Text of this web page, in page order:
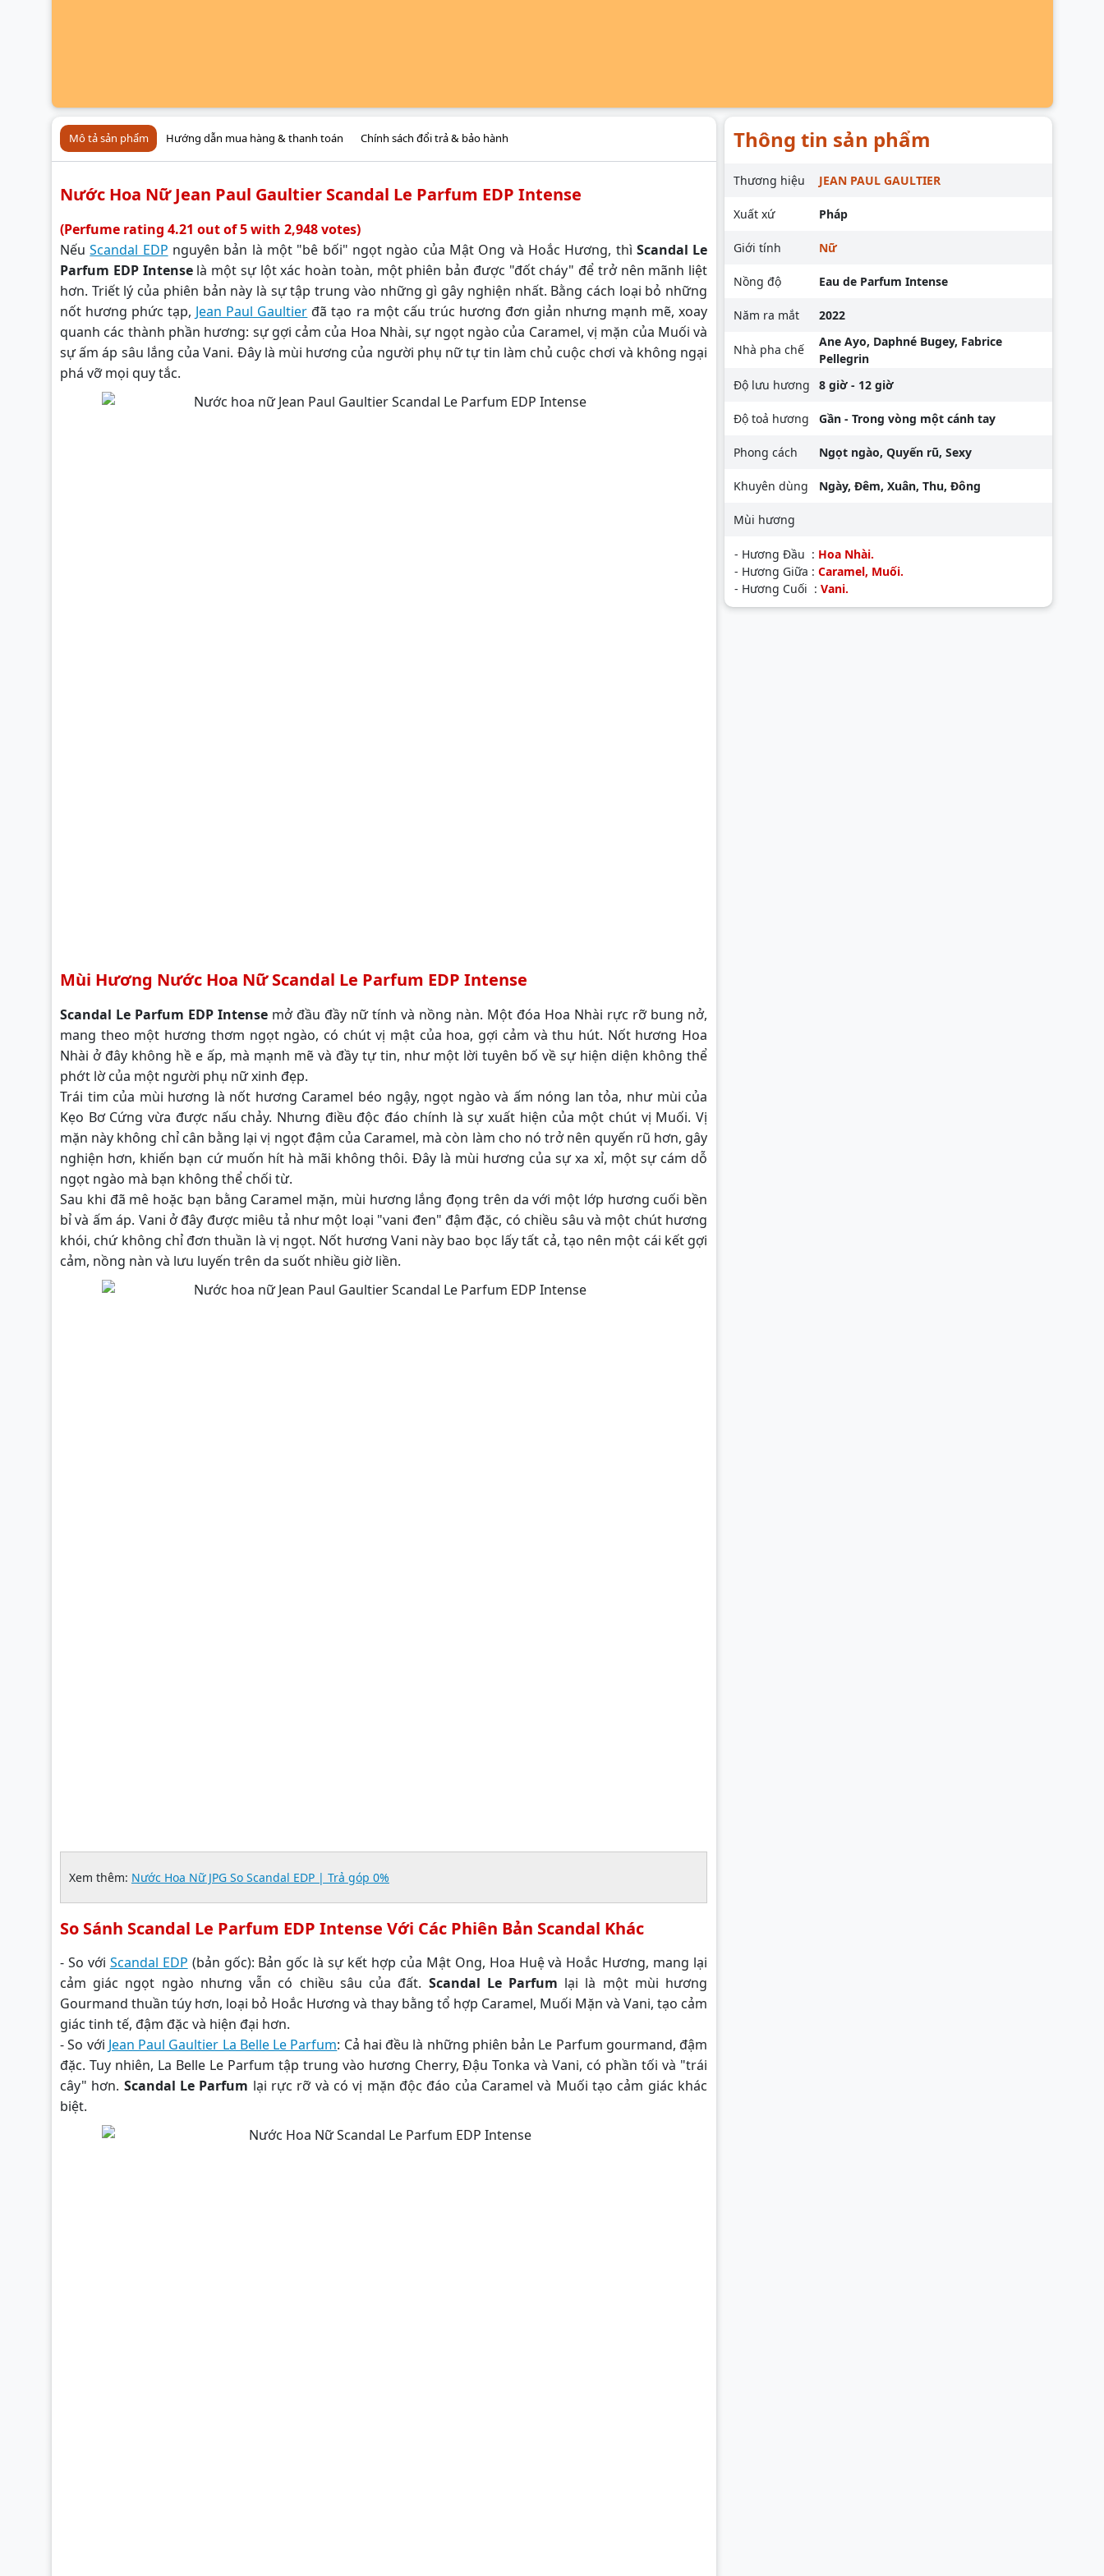
Mô tả sản phẩm Hướng dẫn mua hàng & thanh toán Chính sách đổi trả & bảo hành
Nước Hoa Nữ Jean Paul Gaultier Scandal Le Parfum EDP Intense
(Perfume rating 4.21 out of 5 with 2,948 votes)
NếuScandal EDP nguyên bản là một "bê bối" ngọt ngào của Mật Ong và Hoắc Hương, thì Scandal Le
Parfum EDP Intenselà một sự lột xác hoàn toàn, một phiên bản được "đốt cháy" để trở nên mãnh liệt
hơn. Triết lý của phiên bản này là sự tập trung vào những gì gây nghiện nhất. Bằng cách loại bỏ những
nốt hương phức tạp, Jean Paul Gaultier đã tạo ra một cấu trúc hương đơn giản nhưng mạnh mẽ, xoay
quanh các thành phần hương: sự gợi cảm của Hoa Nhài, sự ngọt ngào của Caramel, vị mặn của Muối và
sự ấm áp sâu lắng của Vani. Đây là mùi hương của người phụ nữ tự tin làm chủ cuộc chơi và không ngại
phá vỡ mọi quy tắc.
Mùi Hương Nước Hoa Nữ Scandal Le Parfum EDP Intense
Scandal Le Parfum EDP Intense mở đầu đầy nữ tính và nồng nàn. Một đóa Hoa Nhài rực rỡ bung nở,
mang theo một hương thơm ngọt ngào, có chút vị mật của hoa, gợi cảm và thu hút. Nốt hương Hoa
Nhài ở đây không hề e ấp, mà mạnh mẽ và đầy tự tin, như một lời tuyên bố về sự hiện diện không thể
phớt lờ của một người phụ nữ xinh đẹp.
Trái tim của mùi hương là nốt hương Caramel béo ngậy, ngọt ngào và ấm nóng lan tỏa, như mùi của
Kẹo Bơ Cứng vừa được nấu chảy. Nhưng điều độc đáo chính là sự xuất hiện của một chút vị Muối. Vị
mặn này không chỉ cân bằng lại vị ngọt đậm của Caramel, mà còn làm cho nó trở nên quyến rũ hơn, gây
nghiện hơn, khiến bạn cứ muốn hít hà mãi không thôi. Đây là mùi hương của sự xa xỉ, một sự cám dỗ
ngọt ngào mà bạn không thể chối từ.
Sau khi đã mê hoặc bạn bằng Caramel mặn, mùi hương lắng đọng trên da với một lớp hương cuối bền
bỉ và ấm áp. Vani ở đây được miêu tả như một loại "vani đen" đậm đặc, có chiều sâu và một chút hương
khói, chứ không chỉ đơn thuần là vị ngọt. Nốt hương Vani này bao bọc lấy tất cả, tạo nên một cái kết gợi
cảm, nồng nàn và lưu luyến trên da suốt nhiều giờ liền.
Xem thêm: Nước Hoa Nữ JPG So Scandal EDP | Trả góp 0%
So Sánh Scandal Le Parfum EDP Intense Với Các Phiên Bản Scandal Khác
- So với Scandal EDP (bản gốc): Bản gốc là sự kết hợp của Mật Ong, Hoa Huệ và Hoắc Hương, mang lại
cảm giác ngọt ngào nhưng vẫn có chiều sâu của đất. Scandal Le Parfum lại là một mùi hương
Gourmand thuần túy hơn, loại bỏ Hoắc Hương và thay bằng tổ hợp Caramel, Muối Mặn và Vani, tạo cảm
giác tinh tế, đậm đặc và hiện đại hơn.
- So với Jean Paul Gaultier La Belle Le Parfum: Cả hai đều là những phiên bản Le Parfum gourmand, đậm
đặc. Tuy nhiên, La Belle Le Parfum tập trung vào hương Cherry, Đậu Tonka và Vani, có phần tối và "trái
cây" hơn. Scandal Le Parfum lại rực rỡ và có vị mặn độc đáo của Caramel và Muối tạo cảm giác khác
biệt.
Thông tin sản phẩm
Thương hiệu JEAN PAUL GAULTIER
Xuất xứ Pháp
Giới tính Nữ
Nồng độ Eau de Parfum Intense
Năm ra mắt 2022
Nhà pha chế
Ane Ayo, Daphné Bugey, Fabrice
Pellegrin
Độ lưu hương
8 giờ - 12 giờ
Độ toả hương Gần - Trong vòng một cánh tay
Phong cách Ngọt ngào, Quyến rũ, Sexy
Khuyên dùng Ngày, Đêm, Xuân, Thu, Đông
Mùi hương
- Hương Đầu : Hoa Nhài.
- Hương Giữa : Caramel, Muối.
- Hương Cuối : Vani.